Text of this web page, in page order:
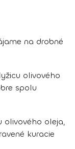
na drobné
olivového
spolu
olivového oleja,
kuracie